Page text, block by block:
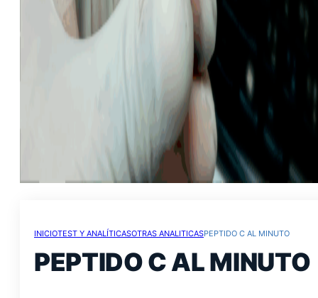
INICIOTEST Y ANALÍTICASOTRAS ANALITICASPEPTIDO C AL MINUTO
PEPTIDO C AL MINUTO